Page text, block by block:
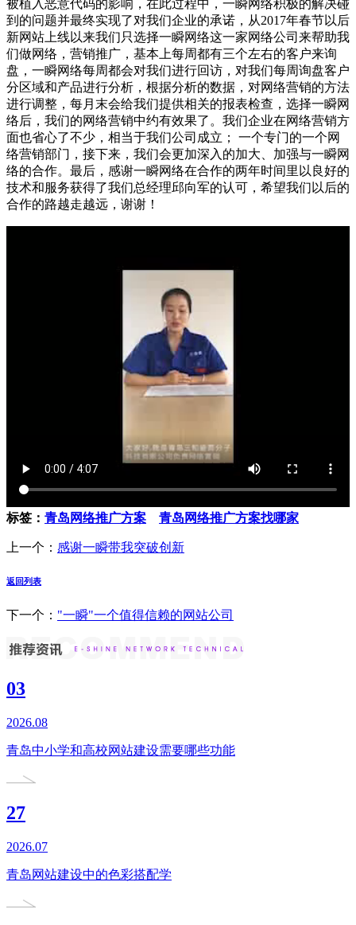
被植入恶意代码的影响，在此过程中，一瞬网络积极的解决碰
到的问题并最终实现了对我们企业的承诺，从2017年春节以后
新网站上线以来我们只选择一瞬网络这一家网络公司来帮助我
们做网络，营销推广，基本上每周都有三个左右的客户来询
盘，一瞬网络每周都会对我们进行回访，对我们每周询盘客户
分区域和产品进行分析，根据分析的数据，对网络营销的方法
进行调整，每月末会给我们提供相关的报表检查，选择一瞬网
络后，我们的网络营销中约有效果了。我们企业在网络营销方
面也省心了不少，相当于我们公司成立； 一个专门的一个网
络营销部门，接下来，我们会更加深入的加大、加强与一瞬网
络的合作。最后，感谢一瞬网络在合作的两年时间里以良好的
技术和服务获得了我们总经理邱向军的认可，希望我们以后的
合作的路越走越远，谢谢！
标签： 青岛网络推广方案 青岛网络推广方案找哪家
上一个： 感谢一瞬带我突破创新
返回列表
下一个： "一瞬"一个值得信赖的网站公司
03
2026.08
青岛中小学和高校网站建设需要哪些功能
27
2026.07
青岛网站建设中的色彩搭配学